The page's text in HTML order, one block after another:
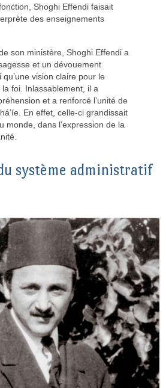
Shoghi Effendi faisait
des enseignements
son ministère, Shoghi Effendi a
et un dévouement
vision claire pour le
foi. Inlassablement, il a
et a renforcé l’unité de
En effet, celle-ci grandissait
monde, dans l’expression de la
système administratif